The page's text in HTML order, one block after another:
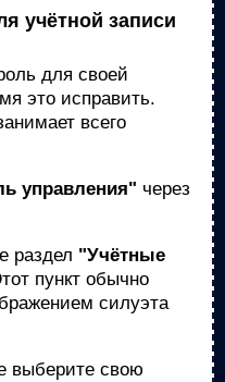
учётной записи
для своей
это исправить.
всего
управления" через
раздел "Учётные
пункт обычно
силуэта
выберите свою